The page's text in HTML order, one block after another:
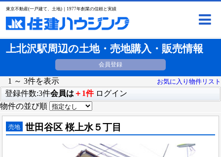
東京不動産(一戸建て、土地)｜1977年創業の信頼と実績
上北沢駅周辺の土地・売地購入・販売情報
会員登録
1 ～ 3件を表示 お気に入り物件リスト
登録件数:3件会員は ＋1件 ログイン
物件の並び順
売地 世田谷区 桜上水５丁目